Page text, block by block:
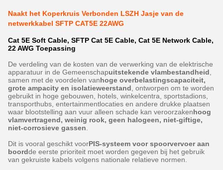
Naakt het Koperkruis Verbonden LSZH Jasje van de
netwerkkabel SFTP CAT5E 22AWG
Cat 5E Soft Cable, SFTP Cat 5E Cable, Cat 5E Network Cable,
22 AWG Toepassing
De verdeling van de kosten van de verwerking van de elektrische
apparatuur in de Gemeenschapuitstekende vlambestandheid
samen met de voordelen vanhoge overbelastingscapaciteit,
grote ampacity en isolatieweerstand , ontworpen om te worden
gebruikt in hoge gebouwen, hotels, winkelcentra, sportstadions,
transporthubs, entertainmentlocaties en andere drukke plaatsen
waar blootstelling aan vuur alleen schade kan veroorzakenhoog
vlamvertragend, weinig rook, geen halogeen, niet-giftige,
niet-corrosieve gassen
Dit is vooral geschikt voorPIS-systeem voor spoorvervoer aan
boordde eerste prioriteit moet worden gegeven bij het gebruik
van gekruiste kabels volgens nationale relatieve normen.